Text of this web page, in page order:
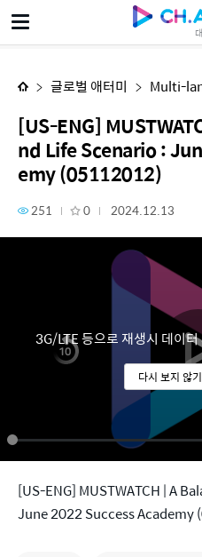
글로벌 애터미 Multi-
[US-ENG]
nd Life Scenario :
emy (05112012)
251 0 2024.12.13
3G/LTE 등으로 재생시 데이
다시 보지 않기
[US-ENG] MUSTWATCH | A
June 2022 Success Academy